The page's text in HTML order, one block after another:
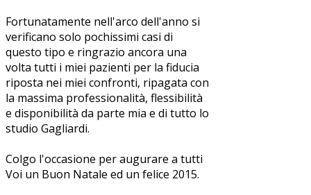
Fortunatamente nell'arco dell'anno si
verificano solo pochissimi casi di
questo tipo e ringrazio ancora una
volta tutti i miei pazienti per la fiducia
riposta nei miei confronti, ripagata con
la massima professionalità, flessibilità
e disponibilità da parte mia e di tutto lo
studio Gagliardi.
Colgo l'occasione per augurare a tutti
Voi un Buon Natale ed un felice 2015.